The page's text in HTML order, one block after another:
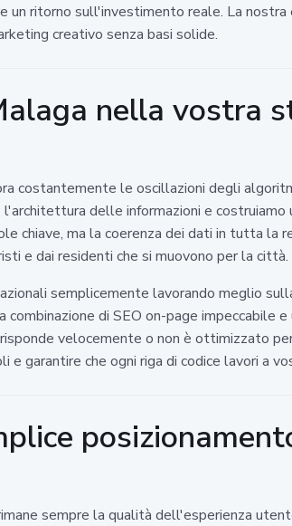
ritorno sull'investimento reale. La nostra
creativo senza basi solide.
nella vostra
costantemente le oscillazioni degli
delle informazioni e costruiamo
chiave, ma la coerenza dei dati in tutta la
e dai residenti che si muovono per la città.
semplicemente lavorando meglio
di SEO on-page impeccabile
velocemente o non è ottimizzato
garantire che ogni riga di codice lavori a
sempre la qualità dell'esperienza